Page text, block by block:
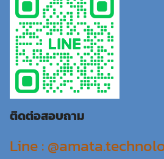
ติดต่อสอบถาม
Line :